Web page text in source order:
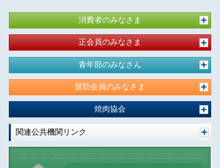
消費者のみなさま
正会員のみなさま
青年部のみなさん
賛助会員のみなさま
焼肉協会
関連公共機関リンク